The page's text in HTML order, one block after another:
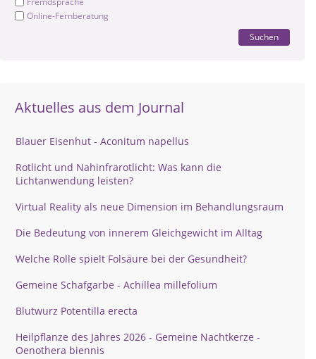
Online-Fernberatung
Suchen
Aktuelles aus dem Journal
Blauer Eisenhut - Aconitum napellus
Rotlicht und Nahinfrarotlicht: Was kann die
Lichtanwendung leisten?
Virtual Reality als neue Dimension im Behandlungsraum
Die Bedeutung von innerem Gleichgewicht im Alltag
Welche Rolle spielt Folsäure bei der Gesundheit?
Gemeine Schafgarbe - Achillea millefolium
Blutwurz Potentilla erecta
Heilpflanze des Jahres 2026 - Gemeine Nachtkerze -
Oenothera biennis